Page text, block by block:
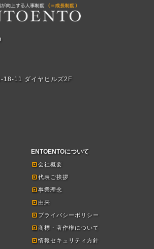
18-11 ダイヤヒルズ2F
ENTOENTOについて
会社概要
代表ご挨拶
事業理念
由来
プライバシーポリシー
商標・著作権について
情報セキュリティ方針